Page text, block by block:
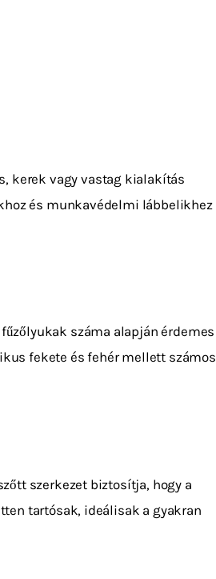
kerek vagy vastag kialakítás
és munkavédelmi lábbelikhez
száma alapján érdemes
fekete és fehér mellett számos
szerkezet biztosítja, hogy a
tartósak, ideálisak a gyakran